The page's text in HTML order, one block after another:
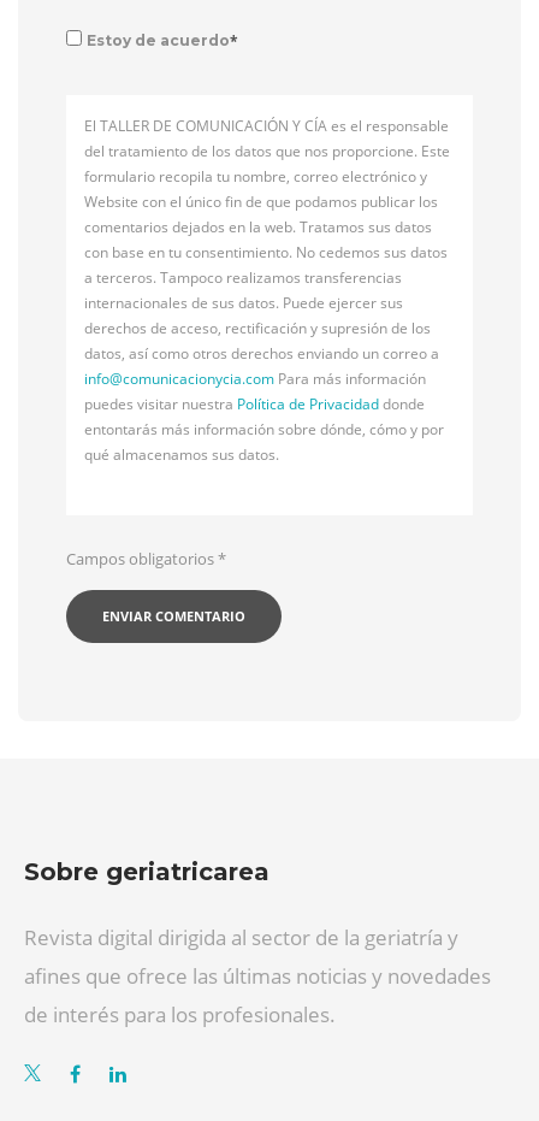
Estoy de acuerdo*
El TALLER DE COMUNICACIÓN Y CÍA es el responsable
del tratamiento de los datos que nos proporcione. Este
formulario recopila tu nombre, correo electrónico y
Website con el único fin de que podamos publicar los
comentarios dejados en la web. Tratamos sus datos
con base en tu consentimiento. No cedemos sus datos
a terceros. Tampoco realizamos transferencias
internacionales de sus datos. Puede ejercer sus
derechos de acceso, rectificación y supresión de los
datos, así como otros derechos enviando un correo a
info@comunicacionycia.com Para más información
puedes visitar nuestra Política de Privacidaddonde
entontarás más información sobre dónde, cómo y por
qué almacenamos sus datos.
Campos obligatorios*
Sobre geriatricarea
Revista digital dirigida al sector de la geriatría y
afines que ofrece las últimas noticias y novedades
de interés para los profesionales.